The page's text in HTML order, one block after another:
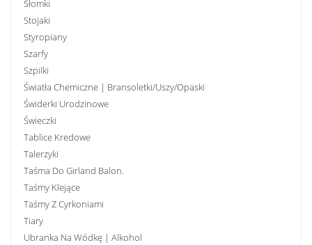
Słomki
Stojaki
Styropiany
Szarfy
Szpilki
Światła Chemiczne | Bransoletki/uszy/opaski
Świderki Urodzinowe
Świeczki
Tablice Kredowe
Talerzyki
Taśma Do Girland Balon.
Taśmy Klejące
Taśmy Z Cyrkoniami
Tiary
Ubranka Na Wódkę | Alkohol